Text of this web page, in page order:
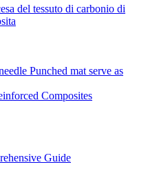
del tessuto di carbonio di
Composites
Guide